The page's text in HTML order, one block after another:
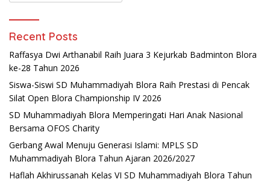
Recent Posts
Raffasya Dwi Arthanabil Raih Juara 3 Kejurkab Badminton Blora
ke-28 Tahun 2026
Siswa-Siswi SD Muhammadiyah Blora Raih Prestasi di Pencak
Silat Open Blora Championship IV 2026
SD Muhammadiyah Blora Memperingati Hari Anak Nasional
Bersama OFOS Charity
Gerbang Awal Menuju Generasi Islami: MPLS SD
Muhammadiyah Blora Tahun Ajaran 2026/2027
Haflah Akhirussanah Kelas VI SD Muhammadiyah Blora Tahun